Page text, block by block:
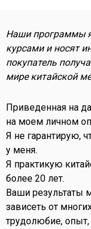
Наши программы
курсами и носят
покупатель
мире китайской
Приведенная на
на моем личном
Я не гарантирую,
у меня.
Я практикую
более 20 лет.
Ваши результаты
зависеть от
трудолюбие,